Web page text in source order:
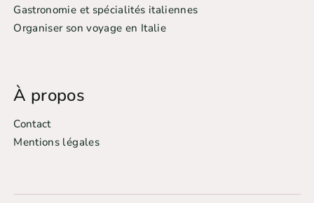
Gastronomie et spécialités italiennes
Organiser son voyage en Italie
À propos
Contact
Mentions légales